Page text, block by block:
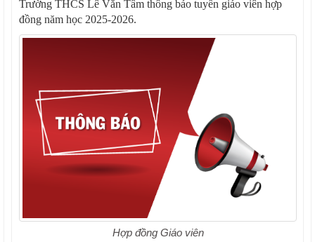
Trường THCS Lê Văn Tâm thông báo tuyển giáo viên hợp
đồng năm học 2025-2026.
Hợp đồng Giáo viên